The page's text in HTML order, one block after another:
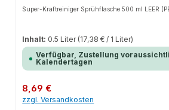
Super-Kraftreiniger Sprühflasche 500 ml LEER
Inhalt: 0.5 Liter (17,38 € / 1 Liter)
Verfügbar, Zustellung
Kalendertagen
Regulärer Preis:
8,69 €
zzgl. Versandkosten